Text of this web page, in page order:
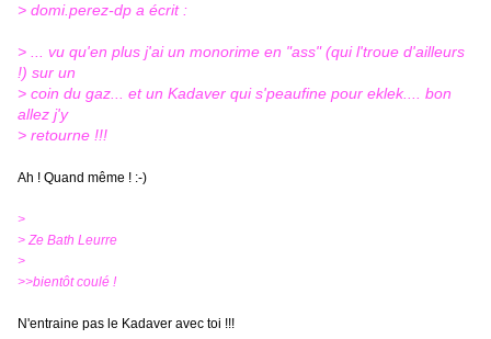
> domi.perez-dp a écrit :
> ... vu qu'en plus j'ai un monorime en "ass" (qui l'troue d'ailleurs
!) sur un
> coin du gaz... et un Kadaver qui s'peaufine pour eklek.... bon
allez j'y
> retourne !!!
Ah ! Quand même ! :-)
>
> Ze Bath Leurre
>
>>bientôt coulé !
N'entraine pas le Kadaver avec toi !!!